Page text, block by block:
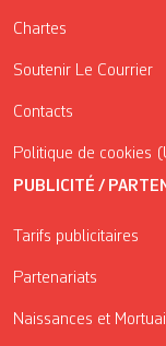
Chartes
Soutenir Le Courrier
Contacts
Politique de cookies
PUBLICITÉ /
Tarifs publicitaires
Partenariats
Naissances et